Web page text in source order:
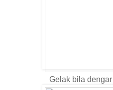
Gelak bila